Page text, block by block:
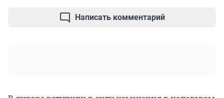
Написать комментарий